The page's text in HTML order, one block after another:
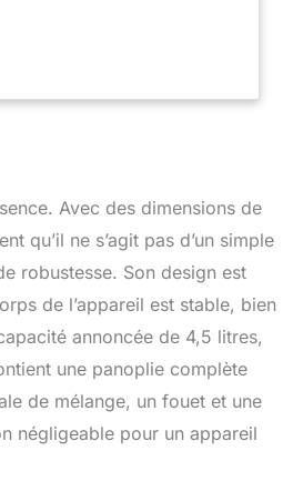
degré, pétrit, bout, maintient
et à la vapeur, mixe,
+ FONCTION TURBO | Le
de réduire en purée des
le robot, a une capacité de
jusqu'à 3 recettes en
comme des ragoûts, des
En tournant dans le
les couper, permettant de
des aliments.
Avec des dimensions de
qu’il ne s’agit pas d’un simple
robustesse. Son design est
de l’appareil est stable, bien
annoncée de 4,5 litres,
une panoplie complète
de mélange, un fouet et une
négligeable pour un appareil